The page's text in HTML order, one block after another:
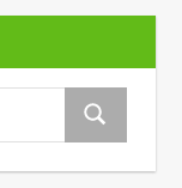
Suche